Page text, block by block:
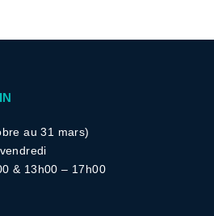
au 31 mars)
& 13h00 – 17h00